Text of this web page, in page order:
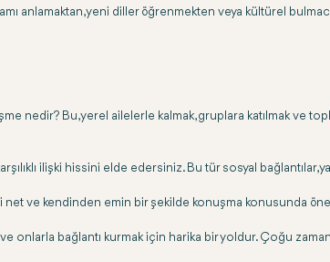
anlamaktan, yeni diller öğrenmekten veya kültürel
nedir? Bu, yerel ailelerle kalmak, gruplara katılmak ve
ilişki hissini elde edersiniz. Bu tür sosyal bağlantılar,
net ve kendinden emin bir şekilde konuşma konusunda
onlarla bağlantı kurmak için harika bir yoldur. Çoğu